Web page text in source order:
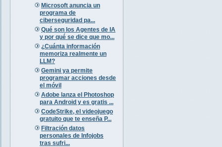
Microsoft anuncia un
programa de
ciberseguridad pa...
Qué son los Agentes de IA
y por qué se dice que mo...
¿Cuánta información
memoriza realmente un
LLM?
Gemini ya permite
programar acciones desde
el móvil
Adobe lanza el Photoshop
para Android y es gratis ...
CodeStrike, el videojuego
gratuito que te enseña P...
Filtración datos
personales de Infojobs
tras sufri...